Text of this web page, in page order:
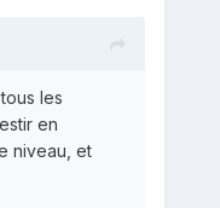
les
en
niveau, et